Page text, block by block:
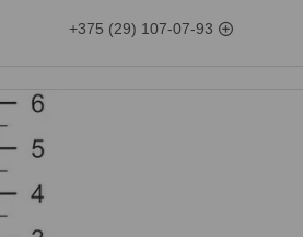
+375 (29) 107-07-93